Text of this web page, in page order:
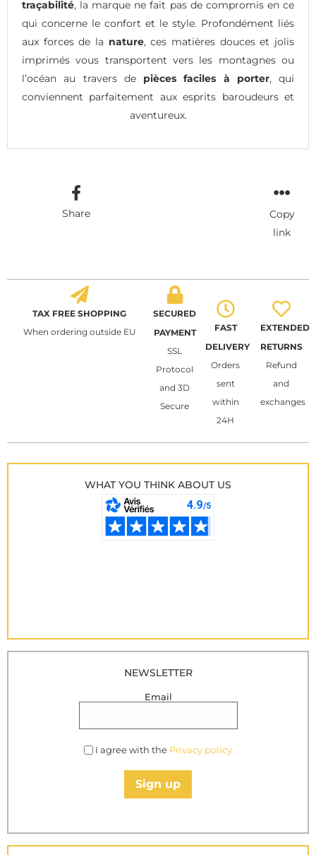
traçabilité, la marque ne fait pas de compromis en ce
qui concerne le confort et le style. Profondément liés
aux forces de la nature, ces matières douces et jolis
imprimés vous transportent vers les montagnes ou
l’océan au travers de pièces faciles à porter, qui
conviennent parfaitement aux esprits baroudeurs et
aventureux.
Share
Copy
link
TAX FREE SHOPPING
When ordering outside EU
SECURED
PAYMENT
SSL
Protocol
and 3D
Secure
FAST
DELIVERY
Orders
sent
within
24H
EXTENDED
RETURNS
Refund
and
exchanges
WHAT YOU THINK ABOUT US
NEWSLETTER
Email
I agree with the Privacy policy
Sign up